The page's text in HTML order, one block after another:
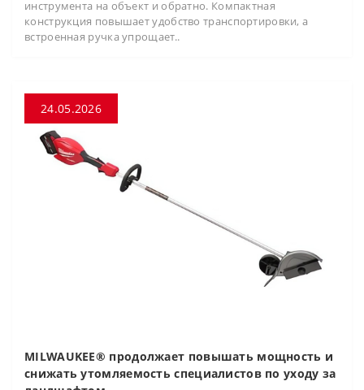
инструмента на объект и обратно. Компактная
конструкция повышает удобство транспортировки, а
встроенная ручка упрощает..
24.05.2026
MILWAUKEE® продолжает повышать мощность и
снижать утомляемость специалистов по уходу за